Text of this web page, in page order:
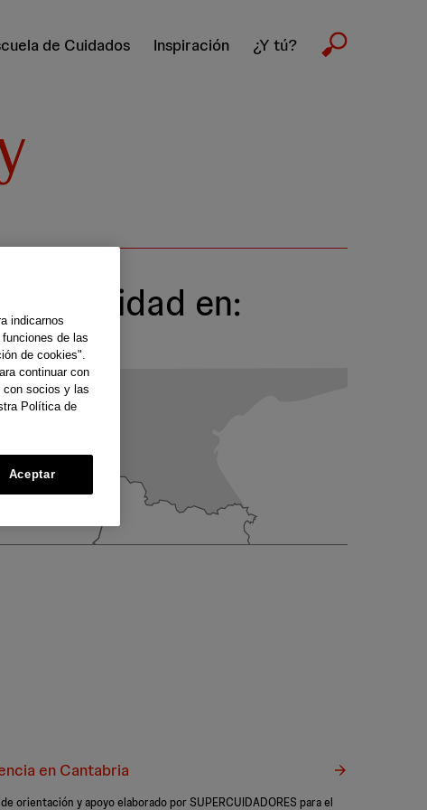
de Cuidados Inspiración ¿Y tú?
en:
en Cantabria
orientación y apoyo elaborado por SUPERCUIDADORES para el
indicarnos
de las
de cookies".
continuar con
con socios y las
Política de
Aceptar